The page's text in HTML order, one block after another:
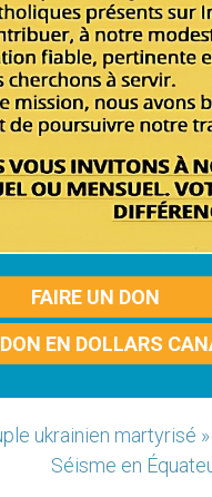
FAIRE UN DON
EN DOLLARS
ukrainien martyrisé »
Séisme en